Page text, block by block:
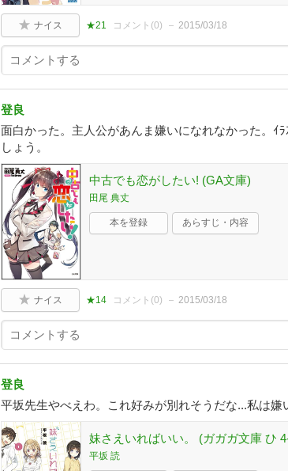
ナイス ★21 コメント(0) 2015/03/18
登良
面白かった。主人公があんま嫌いになれなかった。ｲ
しょう。
中古でも恋がしたい! (GA文庫)
田尾 典丈
本を登録 あらすじ・内容
ナイス ★14 コメント(0) 2015/03/18
登良
平坂先生やべえわ。これ好みが別れそうだな...私は嫌
妹さえいればいい。 (ガガガ文庫 ひ
平坂 読